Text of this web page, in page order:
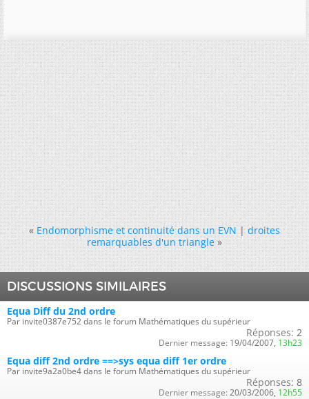
« Endomorphisme et continuité dans un EVN|droites
remarquables d'un triangle »
DISCUSSIONS SIMILAIRES
Equa Diff du 2nd ordre
Par invite0387e752 dans le forum Mathématiques du supérieur
Réponses: 2
Dernier message: 19/04/2007, 13h23
Equa diff 2nd ordre ==>sys equa diff 1er ordre
Par invite9a2a0be4 dans le forum Mathématiques du supérieur
Réponses: 8
Dernier message: 20/03/2006, 12h55